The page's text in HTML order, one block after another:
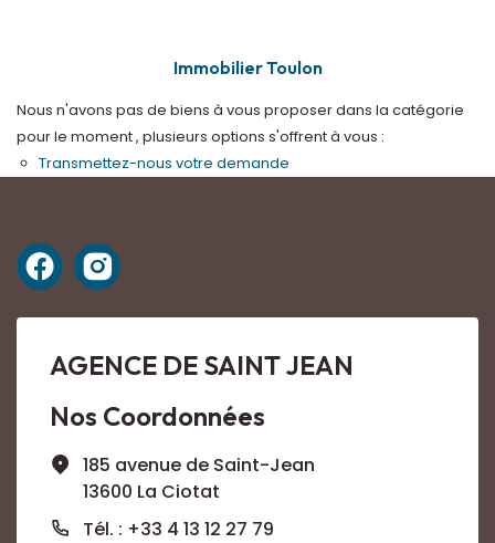
Immobilier Toulon
Nous n'avons pas de biens à vous proposer dans la catégorie
pour le moment , plusieurs options s'offrent à vous :
Transmettez-nous votre demande
AGENCE DE SAINT JEAN
Nos Coordonnées
185 avenue de Saint-Jean
13600 La Ciotat
Tél. : +33 4 13 12 27 79